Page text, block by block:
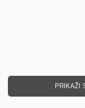
PRIKAŽI